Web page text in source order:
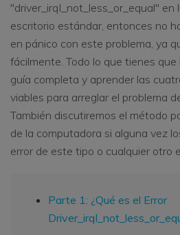
"driver_irql_not_less_or_equal" en
escritorio estándar, entonces no
en pánico con este problema, ya
fácilmente. Todo lo que tienes
guía completa y aprender las
viables para arreglar el problema
También discutiremos el método
de la computadora si alguna vez
error de este tipo o cualquier otro
Parte 1: ¿Qué es el Error